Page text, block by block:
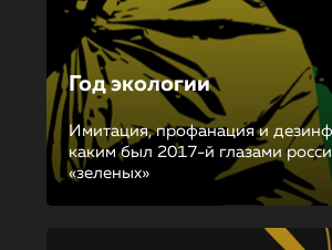
Год экологии
Имитация, профанация и
каким был 2017-й глазами
«зеленых»